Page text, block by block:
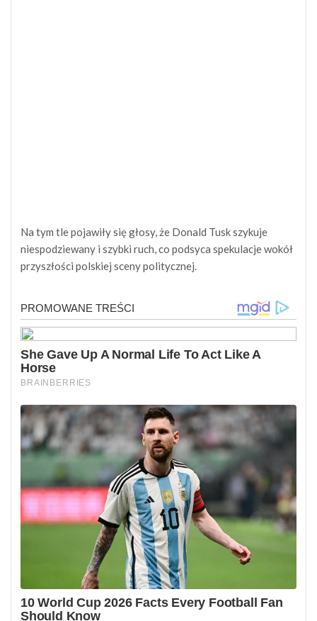
Na tym tle pojawiły się głosy, że Donald Tusk szykuje
niespodziewany i szybki ruch, co podsyca spekulacje wokół
przyszłości polskiej sceny politycznej.